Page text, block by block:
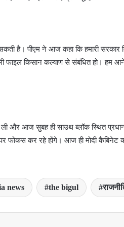
है। पीएम ने आज कहा कि हमारी सरकार
फाइल किसान कल्याण से संबंधित हो। हम
ली और आज सुबह ही साउथ ब्लॉक स्थित
फोकस कर रहे होंगे। आज ही मोदी कैबिनेट
news the bigul